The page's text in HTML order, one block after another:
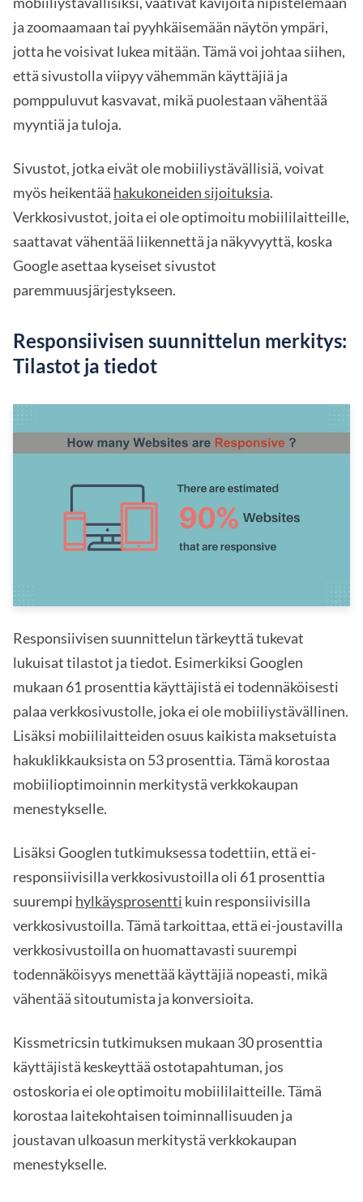
ja zoomaamaan tai pyyhkäisemään näytön ympäri,
jotta he voisivat lukea mitään. Tämä voi johtaa siihen,
että sivustolla viipyy vähemmän käyttäjiä ja
pomppuluvut kasvavat, mikä puolestaan vähentää
myyntiä ja tuloja.
Sivustot, jotka eivät ole mobiiliystävällisiä, voivat
myös heikentää hakukoneiden sijoituksia.
Verkkosivustot, joita ei ole optimoitu mobiililaitteille,
saattavat vähentää liikennettä ja näkyvyyttä, koska
Google asettaa kyseiset sivustot
paremmuusjärjestykseen.
Responsiivisen suunnittelun merkitys:
Tilastot ja tiedot
Responsiivisen suunnittelun tärkeyttä tukevat
lukuisat tilastot ja tiedot. Esimerkiksi Googlen
mukaan 61 prosenttia käyttäjistä ei todennäköisesti
palaa verkkosivustolle, joka ei ole mobiiliystävällinen.
Lisäksi mobiililaitteiden osuus kaikista maksetuista
hakuklikkauksista on 53 prosenttia. Tämä korostaa
mobiilioptimoinnin merkitystä verkkokaupan
menestykselle.
Lisäksi Googlen tutkimuksessa todettiin, että ei-
responsiivisilla verkkosivustoilla oli 61 prosenttia
suurempi hylkäysprosentti kuin responsiivisilla
verkkosivustoilla. Tämä tarkoittaa, että ei-joustavilla
verkkosivustoilla on huomattavasti suurempi
todennäköisyys menettää käyttäjiä nopeasti, mikä
vähentää sitoutumista ja konversioita.
Kissmetricsin tutkimuksen mukaan 30 prosenttia
käyttäjistä keskeyttää ostotapahtuman, jos
ostoskoria ei ole optimoitu mobiililaitteille. Tämä
korostaa laitekohtaisen toiminnallisuuden ja
joustavan ulkoasun merkitystä verkkokaupan
menestykselle.